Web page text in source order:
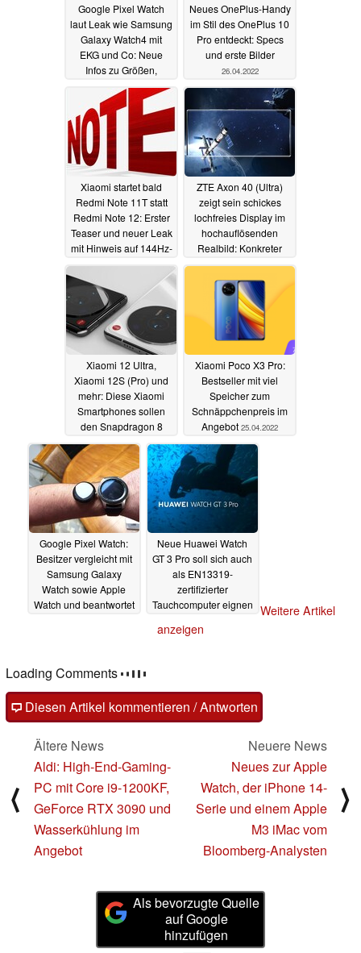
Google Pixel Watch
laut Leak wie Samsung
Galaxy Watch4 mit
EKG und Co: Neue
Infos zu Größen,
Armbändern und
Preisen
27.04.2022
Neues OnePlus-Handy
im Stil des OnePlus 10
Pro entdeckt: Specs
und erste Bilder
26.04.2022
Xiaomi startet bald
Redmi Note 11T statt
Redmi Note 12: Erster
Teaser und neuer Leak
mit Hinweis auf 144Hz-
Display26.04.2022
ZTE Axon 40 (Ultra)
zeigt sein schickes
lochfreies Display im
hochauflösenden
Realbild: Konkreter
Launchtermin
kolportiert26.04.2022
Xiaomi 12 Ultra,
Xiaomi 12S (Pro) und
mehr: Diese Xiaomi
Smartphones sollen
den Snapdragon 8
Gen 1+ bekommen
25.04.2022
Xiaomi Poco X3 Pro:
Bestseller mit viel
Speicher zum
Schnäppchenpreis im
Angebot 25.04.2022
Google Pixel Watch:
Besitzer vergleicht mit
Samsung Galaxy
Watch sowie Apple
Watch und beantwortet
Neue Huawei Watch
GT 3 Pro soll sich auch
als EN13319-
zertifizierter
Tauchcomputer eignen Weitere Artikel
anzeigen
Kommentare
Fragen, Anregungen, zusätzliche Informationen zu diesem
Artikel? - Uns interessiert Deine Meinung (auch ohne
Anmeldung möglich)!
Diesen Artikel kommentieren / Antworten
Ältere News
Aldi: High-End-Gaming-
PC mit Core i9-1200KF,
Wasserkühlung im
Neuere News
Neues zur Apple
Watch, der iPhone 14-
M3 iMac vom
Bloomberg-Analysten